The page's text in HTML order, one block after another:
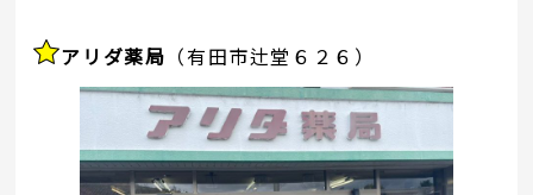
アリダ薬局 （有田市辻堂６２６）